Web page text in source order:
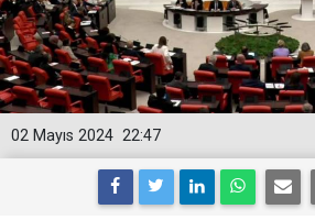
22:47
02 Mayıs 2024